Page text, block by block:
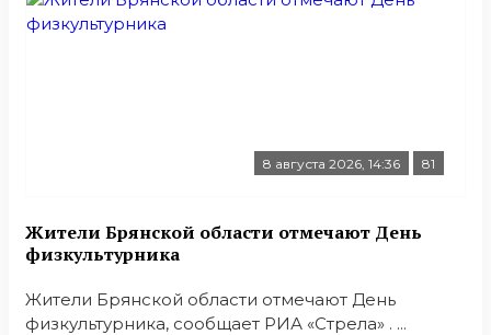
8 августа 2026, 14:36 81
Жители Брянской области отмечают День
физкультурника
Жители Брянской области отмечают День
физкультурника, сообщает РИА «Стрела» . ...